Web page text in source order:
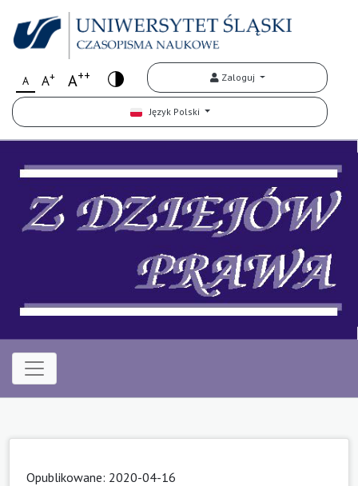
A A+ A++ Zaloguj
Język Polski
Opublikowane: 2020-04-16